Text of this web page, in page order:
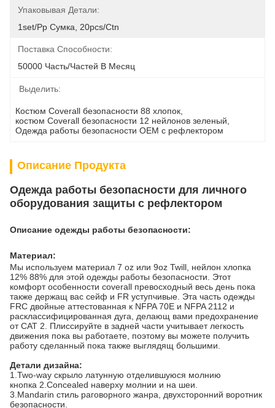
Упаковывая Детали:
1set/pp Сумка, 20pcs/ctn
Поставка Способности:
50000 Часть/частей В Месяц
Выделить:
Костюм Coverall безопасности 88 хлопок
костюм Coverall безопасности 12 нейлонов зеленый
Одежда работы безопасности OEM с рефлектором
Описание Продукта
Одежда работы безопасности для личного
оборудования защиты с рефлектором
Описание одежды работы безопасности:
Материал:
Мы используем материал 7 oz или 9oz Twill, нейлон хлопка
12% 88% для этой одежды работы безопасности. Этот
комфорт особенности coverall превосходный весь день пока
также держащ вас сейф и FR уступчивые. Эта часть одежды
FRC двойные аттестованная к NFPA 70E и NFPA 2112 и
расклассифицированная дуга, делающ вами предохранение
от CAT 2. Плиссируйте в задней части учитывает легкость
движения пока вы работаете, поэтому вы можете получить
работу сделанный пока также выглядящ большими.
Детали дизайна:
1.Two-way скрыло латунную отделившуюся молнию
кнопка 2.Concealed наверху молнии и на шеи.
3.Mandarin стиль раговорного жанра, двухсторонний воротник
безопасности.